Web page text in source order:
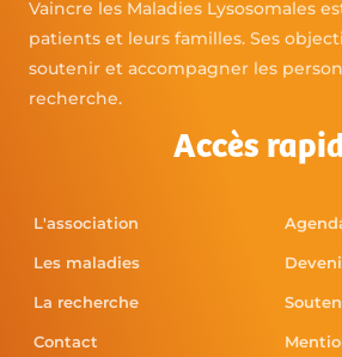
Vaincre les Maladies Lysosomales
patients et leurs familles. Ses
soutenir et accompagner les
recherche.
Accès
L'association
Les maladies
La recherche
Contact